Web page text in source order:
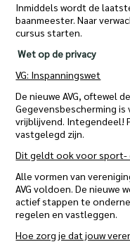
Inmiddels wordt de
baanmeester. Naar
cursus starten.
Wet op de privacy
VG: Inspanningswet
De nieuwe AVG, oftewel
Gegevensbescherming is
vrijblijvend. Integendeel!
vastgelegd zijn.
Dit geldt ook voor sport-
Alle vormen van
AVG voldoen. De nieuwe
actief stappen te
regelen en vastleggen.
Hoe zorg je dat jouw